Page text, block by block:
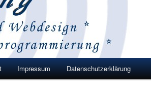
Impressum Datenschutzerklärung